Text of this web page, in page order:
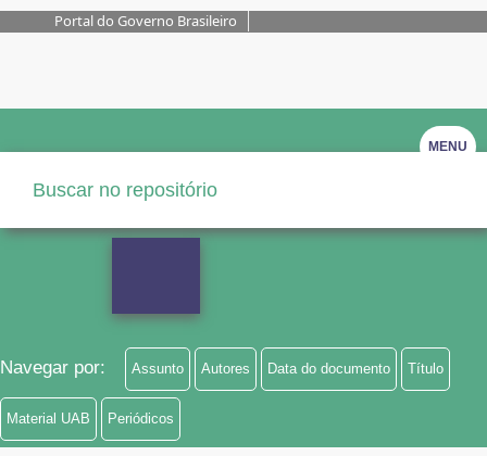
Portal do Governo Brasileiro
MENU
Navegar por: Assunto Autores Data do documento Título
Material UAB Periódicos